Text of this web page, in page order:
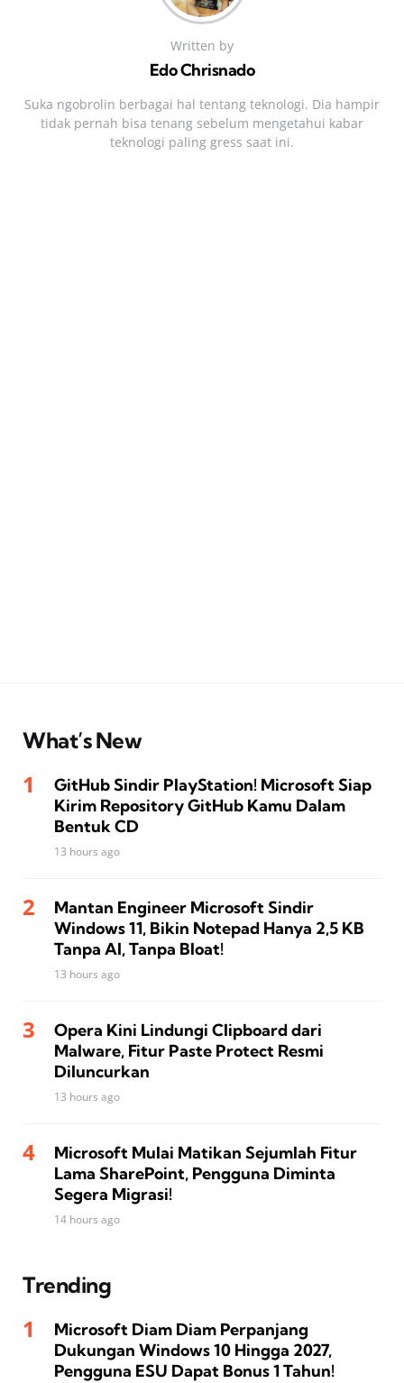
Written by
Edo Chrisnado
Suka ngobrolin berbagai hal tentang teknologi. Dia hampir
tidak pernah bisa tenang sebelum mengetahui kabar
teknologi paling gress saat ini.
What’s New
GitHub Sindir PlayStation! Microsoft Siap
Kirim Repository GitHub Kamu Dalam
Bentuk CD
13 hours ago
Mantan Engineer Microsoft Sindir
Windows 11, Bikin Notepad Hanya 2,5 KB
Tanpa AI, Tanpa Bloat!
13 hours ago
Opera Kini Lindungi Clipboard dari
Malware, Fitur Paste Protect Resmi
Diluncurkan
13 hours ago
Microsoft Mulai Matikan Sejumlah Fitur
Lama SharePoint, Pengguna Diminta
Segera Migrasi!
14 hours ago
Trending
Microsoft Diam Diam Perpanjang
Dukungan Windows 10 Hingga 2027,
Pengguna ESU Dapat Bonus 1 Tahun!